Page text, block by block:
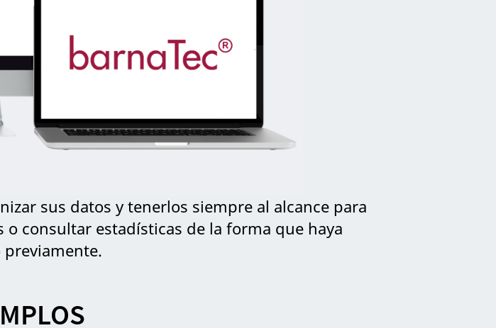
sus datos y tenerlos siempre al alcance para
consultar estadísticas de la forma que haya